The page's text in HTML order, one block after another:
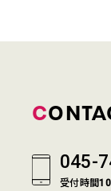
045-
受付時間